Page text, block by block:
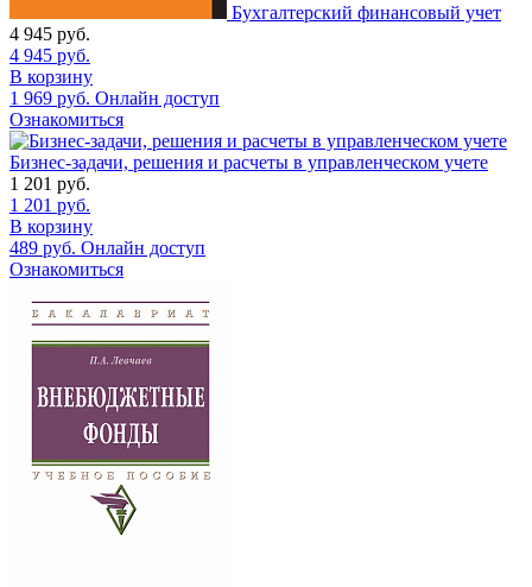
Бухгалтерский финансовый учет
4 945 руб.
4 945 руб.
В корзину
1 969 руб. Онлайн доступ
Ознакомиться
Бизнес-задачи, решения и расчеты в управленческом учете
1 201 руб.
1 201 руб.
В корзину
489 руб. Онлайн доступ
Ознакомиться